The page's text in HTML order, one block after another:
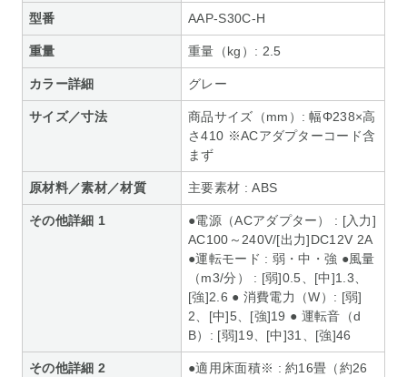
型番 AAP-S30C-H
重量 重量（kg）: 2.5
カラー詳細 グレー
サイズ／寸法
商品サイズ（mm）: 幅Φ238×高
さ410 ※ACアダプターコード含
まず
原材料／素材／材質 主要素材 : ABS
その他詳細 1
●電源（ACアダプター） : [入力]
AC100～240V/[出力]DC12V 2A
●運転モード : 弱・中・強 ●風量
（m3/分） : [弱]0.5、[中]1.3、
[強]2.6 ● 消費電力（W）: [弱]
2、[中]5、[強]19 ● 運転音（d
B）: [弱]19、[中]31、[強]46
その他詳細 2
●適用床面積※ : 約16畳（約26